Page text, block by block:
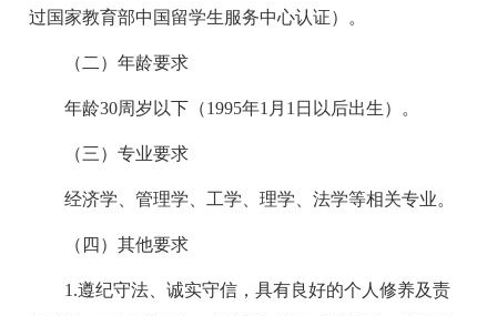
过国家教育部中国留学生服务中心认证）。
（二）年龄要求
年龄30周岁以下（1995年1月1日以后出生）。
（三）专业要求
经济学、管理学、工学、理学、法学等相关专业。
（四）其他要求
1 .遵纪守法、诚实守信，具有良好的个人修养及责